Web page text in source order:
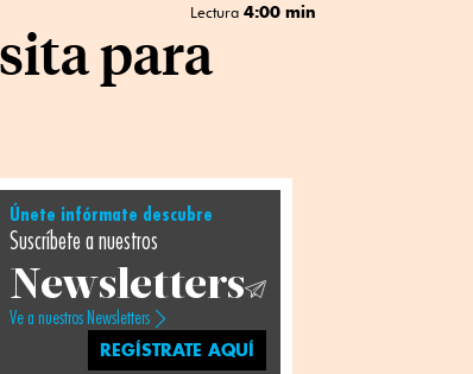
Lectura 4:00 min
para
Únete infórmate descubre
Suscríbete a nuestros
Newsletters
Ve a nuestros Newsletters
REGÍSTRATE AQUÍ